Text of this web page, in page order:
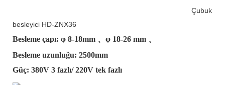
Çubuk
besleyici HD-ZNX36
Besleme çapı: φ 8-18mm 、φ 18-26 mm 、
Besleme uzunluğu: 2500mm
Güç: 380V 3 fazlı/ 220V tek fazlı